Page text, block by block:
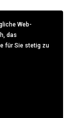
Web-
das
für Sie stetig zu